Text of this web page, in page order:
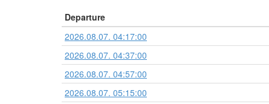
Departure
2026.08.07. 04:17:00
2026.08.07. 04:37:00
2026.08.07. 04:57:00
2026.08.07. 05:15:00